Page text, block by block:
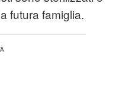
futura famiglia.